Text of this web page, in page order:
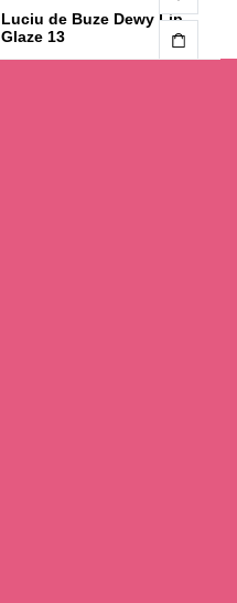
Luciu de Buze Dewy Lip
Glaze 13